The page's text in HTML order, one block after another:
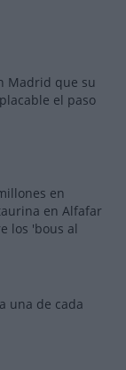
Madrid que su
el paso
en
en Alfafar
los 'bous al
una de cada